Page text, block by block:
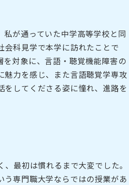
が通っていた中学高等学校と同
会科見学で本学に訪れたことで
対象に、言語・聴覚機能障害の
魅力を感じ、また言語聴覚学専攻
してくださる姿に憧れ、進路を
最初は慣れるまで大変でした。
専門職大学ならではの授業があ